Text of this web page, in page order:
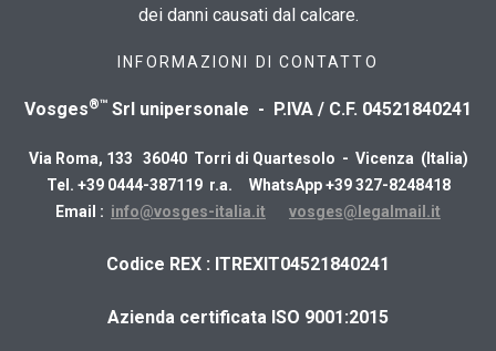
dei danni causati dal calcare.
INFORMAZIONI DI CONTATTO
Vosges®™ Srl unipersonale - P.IVA / C.F. 04521840241
Via Roma, 133 36040 Torri di Quartesolo - Vicenza (Italia)
Tel. +39 0444-387119 r.a. WhatsApp +39 327-8248418
Email : info@vosges-italia.it vosges@legalmail.it
​Codice REX : ITREXIT04521840241
Azienda certificata ISO 9001:2015